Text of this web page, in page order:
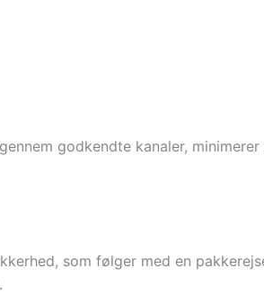
godkendte kanaler,
som følger med en